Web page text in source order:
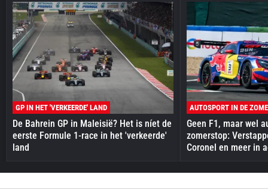
GP IN HET 'VERKEERDE' LAND
De Bahrein GP in Maleisië? Het is níet de
eerste Formule 1-race in het 'verkeerde'
land
AUTOSPORT IN DE
Geen F1, maar wel
zomerstop:
Coronel en meer in